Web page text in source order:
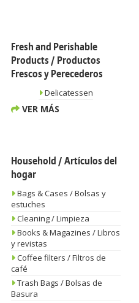
Fresh and Perishable
Products / Productos
Frescos y Perecederos
Delicatessen
VER MÁS
Household / Artículos del
hogar
Bags & Cases / Bolsas y
estuches
Cleaning / Limpieza
Books & Magazines / Libros
y revistas
Coffee filters / Filtros de
café
Trash Bags / Bolsas de
Basura